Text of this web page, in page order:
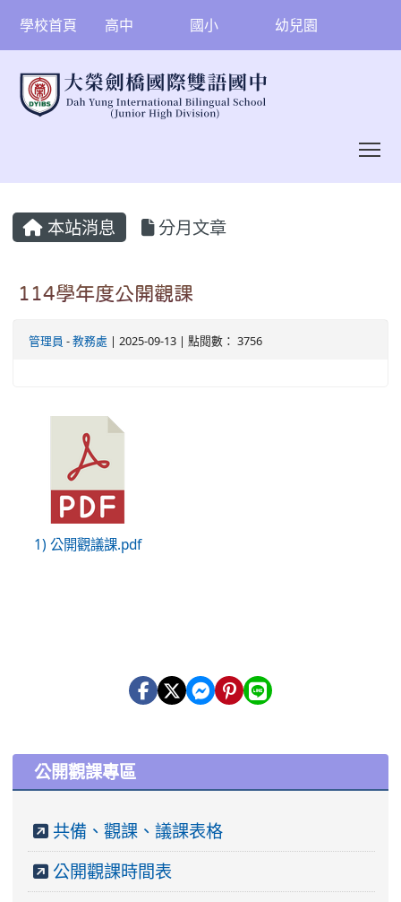
學校首頁 高中 國小 幼兒園
本站消息 分月文章
114學年度公開觀課
管理員 -教務處 | 2025-09-13 | 點閱數： 3756
1) 公開觀議課.pdf
公開觀課專區
共備、觀課、議課表格
公開觀課時間表